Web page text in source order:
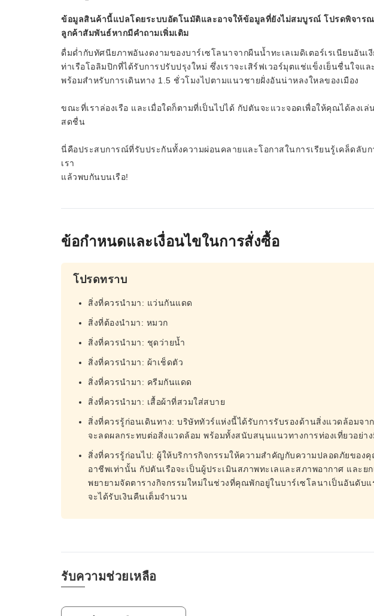
ข้อมูลสินค้านี้แปลโดยระบบอัตโนมัติและอาจให้ข้อมูลที่ยังไม่สมบูรณ์ โปรดพิจาร
ลูกค้าสัมพันธ์หากมีคำถามเพิ่มเติม
ดื่มด่ำกับทัศนียภาพอันงดงามของบาร์เซโลนาจากผืนน้ำทะเลเมดิเตอร์เรเนียนอันเ
ท่าเรือโอลิมปิกที่ได้รับการปรับปรุงใหม่ ซึ่งเราจะเสิร์ฟเวอร์มุตแช่แข็งเย็นชื่นใจแล
พร้อมสำหรับการเดินทาง 1.5 ชั่วโมงไปตามแนวชายฝั่งอันน่าหลงใหลของเมือง
ขณะที่เราล่องเรือ และเมื่อใดก็ตามที่เป็นไปได้ กัปตันจะแวะจอดเพื่อให้คุณได้ลงเล่
สดชื่น
นี่คือประสบการณ์ที่รับประกันทั้งความผ่อนคลายและโอกาสในการเรียนรู้เคล็ดลับ
เรา
แล้วพบกันบนเรือ!
ข้อกำหนดและเงื่อนไขในการสั่งซื้อ
โปรดทราบ
สิ่งที่ควรนำมา: แว่นกันแดด
สิ่งที่ต้องนำมา: หมวก
สิ่งที่ควรนำมา: ชุดว่ายน้ำ
สิ่งที่ควรนำมา: ผ้าเช็ดตัว
สิ่งที่ควรนำมา: ครีมกันแดด
สิ่งที่ควรนำมา: เสื้อผ้าที่สวมใส่สบาย
สิ่งที่ควรรู้ก่อนเดินทาง: บริษัททัวร์แห่งนี้ได้รับการรับรองด้านสิ่งแวดล้อมจ
จะลดผลกระทบต่อสิ่งแวดล้อม พร้อมทั้งสนับสนุนแนวทางการท่องเที่ยวอย่า
สิ่งที่ควรรู้ก่อนไป: ผู้ให้บริการกิจกรรมให้ความสำคัญกับความปลอดภัยของ
อาชีพเท่านั้น กัปตันเรือจะเป็นผู้ประเมินสภาพทะเลและสภาพอากาศ และยก
พยายามจัดตารางกิจกรรมใหม่ในช่วงที่คุณพักอยู่ในบาร์เซโลนาเป็นอันดับ
จะได้รับเงินคืนเต็มจำนวน
รับความช่วยเหลือ